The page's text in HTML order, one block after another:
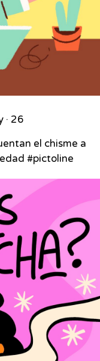
· 26
el chisme a
#pictoline